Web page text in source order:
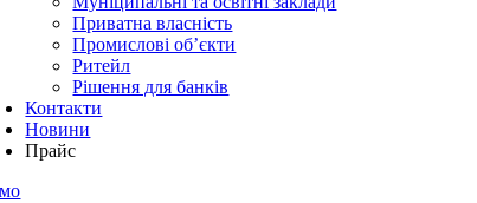
Приватна власність
Промислові об’єкти
Ритейл
Рішення для банків
Контакти
Новини
Прайс